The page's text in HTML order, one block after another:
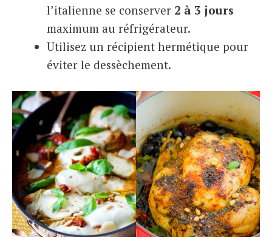
l’italienne se conserver 2 à 3 jours
maximum au réfrigérateur.
Utilisez un récipient hermétique pour
éviter le dessèchement.